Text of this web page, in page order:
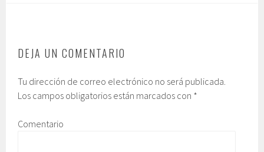
DEJA UN COMENTARIO
Tu dirección de correo electrónico no será publicada.
Los campos obligatorios están marcados con *
Comentario